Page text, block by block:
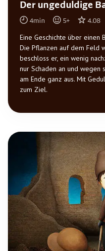
Der ungeduldige
4min 5+ 4.08
Eine Geschichte über einen
Die Pflanzen auf dem Feld
beschloss er, ein wenig
nur Schaden an und
am Ende ganz aus. Mit
zum Ziel.